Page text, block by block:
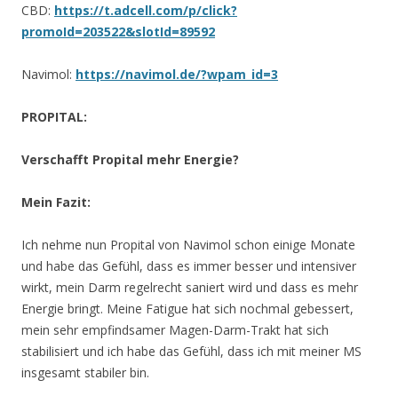
CBD: https://t.adcell.com/p/click?
promoId=203522&slotId=89592
Navimol: https://navimol.de/?wpam_id=3
PROPITAL:
Verschafft Propital mehr Energie?
Mein Fazit:
Ich nehme nun Propital von Navimol schon einige Monate
und habe das Gefühl, dass es immer besser und intensiver
wirkt, mein Darm regelrecht saniert wird und dass es mehr
Energie bringt. Meine Fatigue hat sich nochmal gebessert,
mein sehr empfindsamer Magen-Darm-Trakt hat sich
stabilisiert und ich habe das Gefühl, dass ich mit meiner MS
insgesamt stabiler bin.